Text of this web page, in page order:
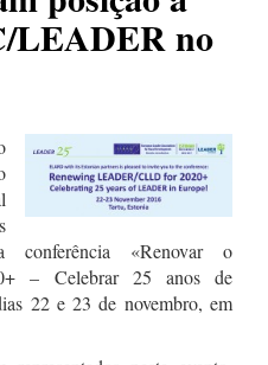
LEADER no
conferência «Renovar o
– Celebrar 25 anos de
22 e 23 de novembro, em